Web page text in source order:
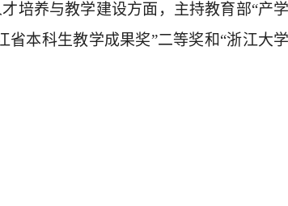
培养与教学建设方面，主持教育部“产
省本科生教学成果奖”二等奖和“浙江大